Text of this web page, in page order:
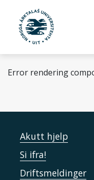
Gå til hovedinnhold
Error rendering
Akutt hjelp
Si ifra!
Driftsmeldinger